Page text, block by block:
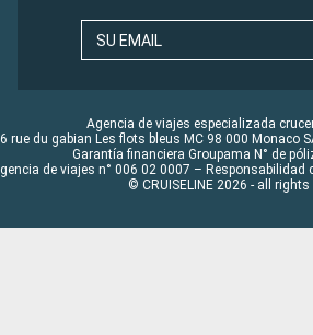
SU EMAIL
Agencia de viajes especializada
rue du gabian Les flots bleus MC 98 000 Monaco
Garantía financiera Groupama N° de
de viajes n° 006 02 0007 – Responsabilidad
© CRUISELINE 2026 - all rights